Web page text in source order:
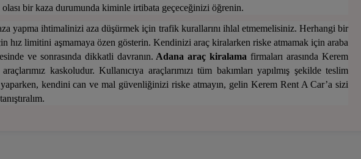
bir kaza durumunda kiminle irtibata geçeceğinizi öğrenin.
yapma ihtimalinizi aza düşürmek için trafik kurallarını ihlal etmemelisiniz. Herhangi bir
hız limitini aşmamaya özen gösterin. Kendinizi araç kiralarken riske atmamak için araba
ve sonrasında dikkatli davranın. Adana araç kiralama firmaları arasında Kerem
kaskoludur. Kullanıcıya araçlarımızı tüm bakımları yapılmış şekilde teslim
kendini can ve mal güvenliğinizi riske atmayın, gelin Kerem Rent A Car’a sizi